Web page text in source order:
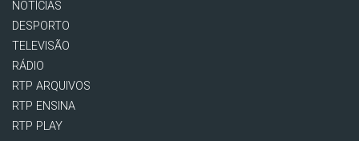
NOTÍCIAS
DESPORTO
TELEVISÃO
RÁDIO
RTP ARQUIVOS
RTP ENSINA
RTP PLAY